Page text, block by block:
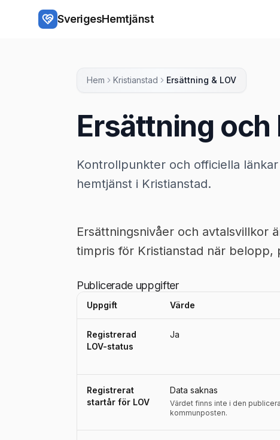
Hoppa till huvudinnehåll
SverigesHemtjänst
Hem Kristianstad Ersättning & LOV
Ersättning
Kontrollpunkter och officiella
hemtjänst i Kristianstad.
Ersättningsnivåer och avtalsvillkor
timpris för Kristianstad när belopp,
Publicerade uppgifter
Uppgift Värde
Registrerad
LOV-status
Ja
Registrerat
startår för LOV
Data saknas
Värdet finns inte i den
kommunposten.